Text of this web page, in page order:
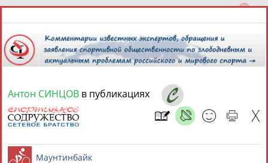
8 августа 2026 года,
СПОРТСМЕНЫ, ТРЕНЕРЫ И СПЕЦИАЛИСТЫ
Антон СИНЦОВ в публикациях